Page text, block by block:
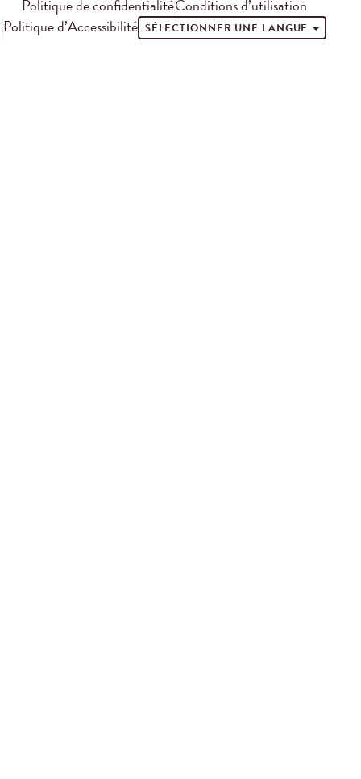
Politique de confidentialitéConditions d’utilisation
Politique d’Accessibilité SÉLECTIONNER UNE LANGUE